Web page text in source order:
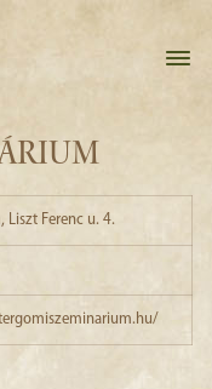
Liszt Ferenc u. 4.